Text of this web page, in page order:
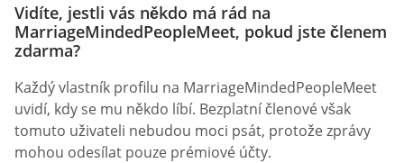
Vidíte, jestli vás někdo má rád na
MarriageMindedPeopleMeet, pokud jste členem
zdarma?
Každý vlastník profilu na MarriageMindedPeopleMeet
uvidí, kdy se mu někdo líbí. Bezplatní členové však
tomuto uživateli nebudou moci psát, protože zprávy
mohou odesílat pouze prémiové účty.